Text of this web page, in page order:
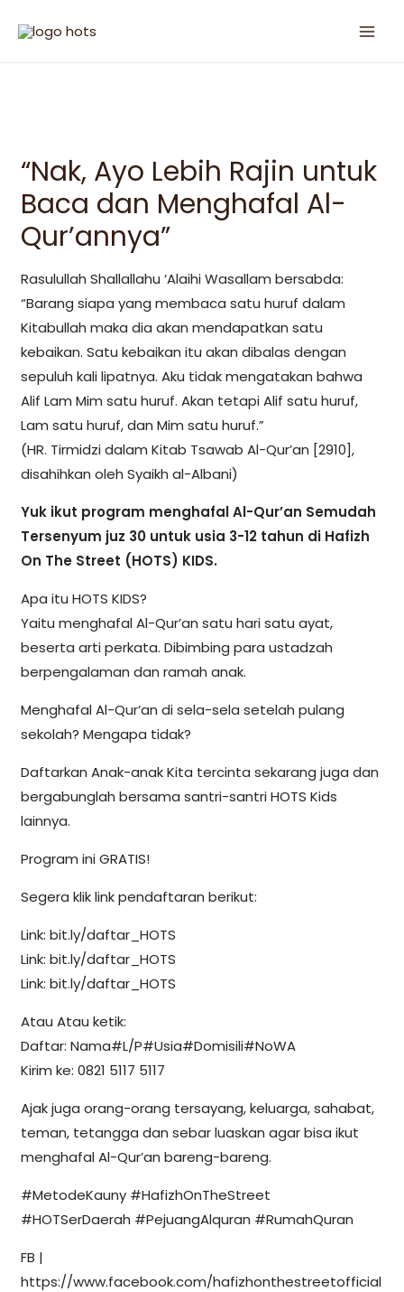
“Nak, Ayo Lebih Rajin untuk
Baca dan Menghafal Al-
Qur’annya”
Rasulullah Shallallahu ‘Alaihi Wasallam bersabda:
“Barang siapa yang membaca satu huruf dalam
Kitabullah maka dia akan mendapatkan satu
kebaikan. Satu kebaikan itu akan dibalas dengan
sepuluh kali lipatnya. Aku tidak mengatakan bahwa
Alif Lam Mim satu huruf. Akan tetapi Alif satu huruf,
Lam satu huruf, dan Mim satu huruf.”
(HR. Tirmidzi dalam Kitab Tsawab Al-Qur’an [2910],
disahihkan oleh Syaikh al-Albani)
Yuk ikut program menghafal Al-Qur’an Semudah
Tersenyum juz 30 untuk usia 3-12 tahun di Hafizh
On The Street (HOTS) KIDS.
Apa itu HOTS KIDS?
Yaitu menghafal Al-Qur’an satu hari satu ayat,
beserta arti perkata. Dibimbing para ustadzah
berpengalaman dan ramah anak.
Menghafal Al-Qur’an di sela-sela setelah pulang
sekolah? Mengapa tidak?
Daftarkan Anak-anak Kita tercinta sekarang juga dan
bergabunglah bersama santri-santri HOTS Kids
lainnya.
Program ini GRATIS!
Segera klik link pendaftaran berikut:
Link: bit.ly/daftar_HOTS
Link: bit.ly/daftar_HOTS
Link: bit.ly/daftar_HOTS
Atau Atau ketik:
Daftar: Nama#L/P#Usia#Domisili#NoWA
Kirim ke: 0821 5117 5117
Ajak juga orang-orang tersayang, keluarga, sahabat,
teman, tetangga dan sebar luaskan agar bisa ikut
menghafal Al-Qur’an bareng-bareng.
#MetodeKauny #HafizhOnTheStreet
#HOTSerDaerah #PejuangAlquran #RumahQuran
FB |
https://www.facebook.com/hafizhonthestreetofficial